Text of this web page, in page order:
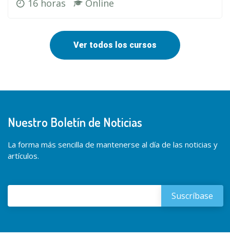
16 horas Online
Ver todos los cursos
Nuestro Boletín de Noticias
La forma más sencilla de mantenerse al día de las noticias y
artículos.